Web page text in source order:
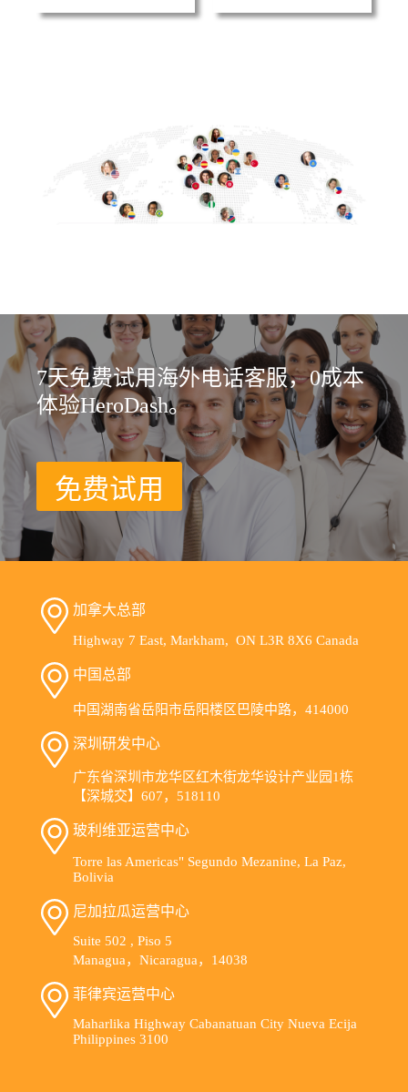
7天免费试用海外电话客服，0成本
体验HeroDash。
免费试用
加拿大总部
Highway 7 East, Markham, ON L3R 8X6 Canada
中国总部
中国湖南省岳阳市岳阳楼区巴陵中路，414000
深圳研发中心
广东省深圳市龙华区红木街龙华设计产业园1栋
【深城交】607，518110
玻利维亚运营中心
Torre las Americas" Segundo Mezanine, La Paz,
Bolivia
尼加拉瓜运营中心
Suite 502 , Piso 5
Managua，Nicaragua，14038
菲律宾运营中心
Maharlika Highway Cabanatuan City Nueva Ecija
Philippines 3100